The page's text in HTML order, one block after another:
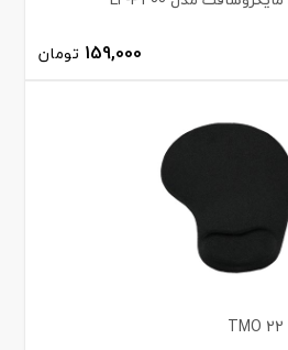
159,000 تومان